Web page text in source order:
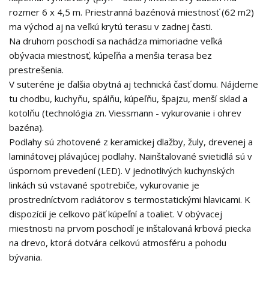
rozmer 6 x 4,5 m. Priestranná bazénová miestnosť (62 m2)
ma východ aj na veľkú krytú terasu v zadnej časti.
Na druhom poschodí sa nachádza mimoriadne veľká
obývacia miestnosť, kúpeľňa a menšia terasa bez
prestrešenia.
V suteréne je ďalšia obytná aj technická časť domu. Nájdeme
tu chodbu, kuchyňu, spálňu, kúpeľňu, špajzu, menší sklad a
kotolňu (technológia zn. Viessmann - vykurovanie i ohrev
bazéna).
Podlahy sú zhotovené z keramickej dlažby, žuly, drevenej a
laminátovej plávajúcej podlahy. Nainštalované svietidlá sú v
úspornom prevedení (LED). V jednotlivých kuchynských
linkách sú vstavané spotrebiče, vykurovanie je
prostredníctvom radiátorov s termostatickými hlavicami. K
dispozícií je celkovo päť kúpeľní a toaliet. V obývacej
miestnosti na prvom poschodí je inštalovaná krbová piecka
na drevo, ktorá dotvára celkovú atmosféru a pohodu
bývania.